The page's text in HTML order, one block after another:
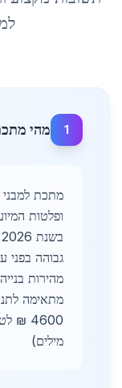
1 מהי
מתכת למבני
ופלטות
גבוהה בפני
מהירות
מתאימה
מילים)